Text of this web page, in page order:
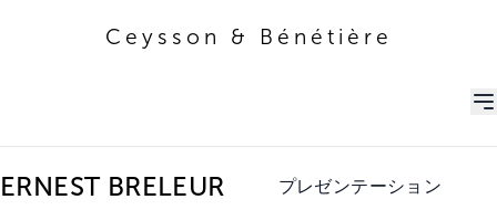
Ceysson & Bénétière
ERNEST BRELEUR プレゼンテーション